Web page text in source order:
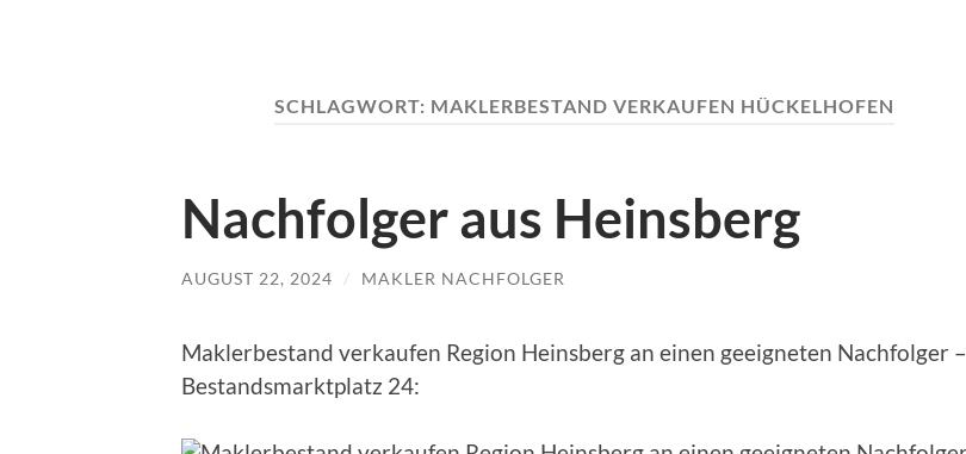
SCHLAGWORT: MAKLERBESTAND VERKAUFEN HÜCKELHOFEN
Nachfolger aus Heinsberg
AUGUST 22, 2024 / MAKLER NACHFOLGER
Maklerbestand verkaufen Region Heinsberg an einen geeigneten Nachfolger –
Bestandsmarktplatz 24: